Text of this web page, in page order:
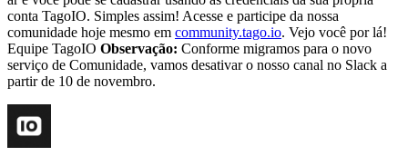
conta TagoIO. Simples assim! Acesse e participe da nossa
comunidade hoje mesmo em community.tago.io. Vejo você por lá!
Equipe TagoIO Observação: Conforme migramos para o novo
serviço de Comunidade, vamos desativar o nosso canal no Slack a
partir de 10 de novembro.